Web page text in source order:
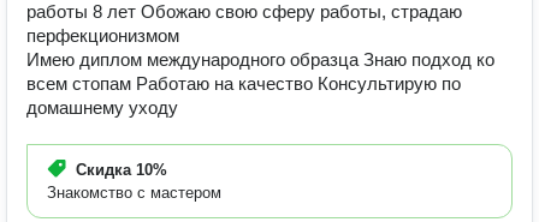
работы 8 лет Обожаю свою сферу работы, страдаю
перфекционизмом
Имею диплом международного образца Знаю подход ко
всем стопам Работаю на качество Консультирую по
домашнему уходу
Скидка 10%
Знакомство с мастером